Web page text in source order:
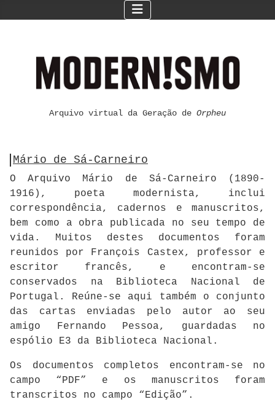
Arquivo virtual da Geração de Orpheu
Mário de Sá-Carneiro
O Arquivo Mário de Sá-Carneiro (1890-
1916), poeta modernista, inclui
correspondência, cadernos e manuscritos,
bem como a obra publicada no seu tempo de
vida. Muitos destes documentos foram
reunidos por François Castex, professor e
escritor francês, e encontram-se
conservados na Biblioteca Nacional de
Portugal. Reúne-se aqui também o conjunto
das cartas enviadas pelo autor ao seu
amigo Fernando Pessoa, guardadas no
espólio E3 da Biblioteca Nacional.
Os documentos completos encontram-se no
campo “PDF” e os manuscritos foram
transcritos no campo “Edição”.